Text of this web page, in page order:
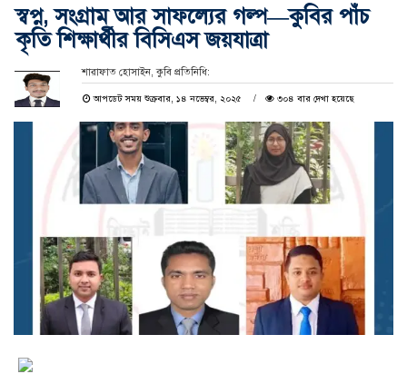
স্বপ্ন, সংগ্রাম আর সাফল্যের গল্প—কুবির পাঁচ
কৃতি শিক্ষার্থীর বিসিএস জয়যাত্রা
শারাফাত হোসাইন, কুবি প্রতিনিধি:
আপডেট সময় শুক্রবার, ১৪ নভেম্বর, ২০২৫ ৩০৪ বার দেখা হয়েছে